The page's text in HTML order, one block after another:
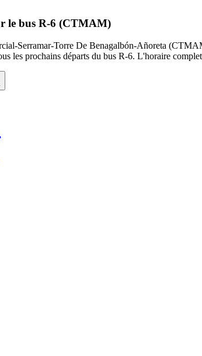
le bus R-6 (CTMAM)
Serramar-Torre De Benagalbón-Añoreta
les prochains départs du bus R-6. L'horaire